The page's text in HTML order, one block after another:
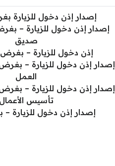
إصدار إذن دخول للزيارة
إصدار إذن دخول للزيارة –
صديق
إذن دخول للزيارة –
إصدار إذن دخول للزيارة –
العمل
إصدار إذن دخول للزيارة –
تأسيس الأعمال
إصدار إذن دخول للزيارة –